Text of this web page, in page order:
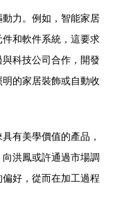
力。例如，智能家居
和軟件系統，這要求
科技公司合作，開發
的家居裝飾或自動收
有美學價值的產品，
洪鳳或許通過市場調
好，從而在加工過程